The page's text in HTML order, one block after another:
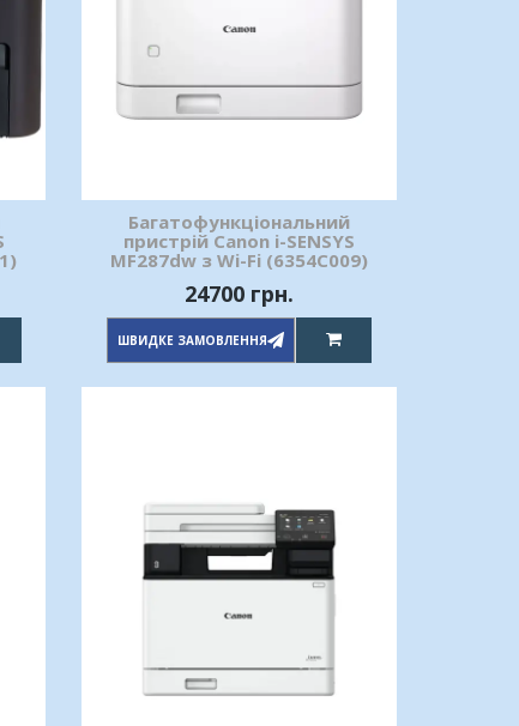
Багатофункціональний
пристрій Canon i-SENSYS
MF287dw з Wi-Fi (6354C009)
24700 грн.
ШВИДКЕ ЗАМОВЛЕННЯ